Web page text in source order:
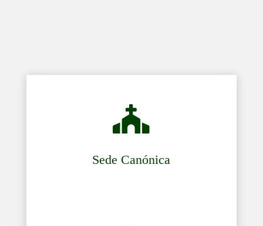

Sede Canónica